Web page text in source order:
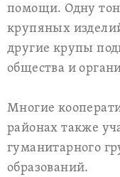
помощи. Одну
крупяных
другие крупы
общества и
Многие
районах также
гуманитарного
образований.